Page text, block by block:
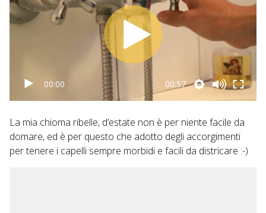
00:00 00:57
La mia chioma ribelle, d’estate non è per niente facile da
domare, ed è per questo che adotto degli accorgimenti
per tenere i capelli sempre morbidi e facili da districare :-)